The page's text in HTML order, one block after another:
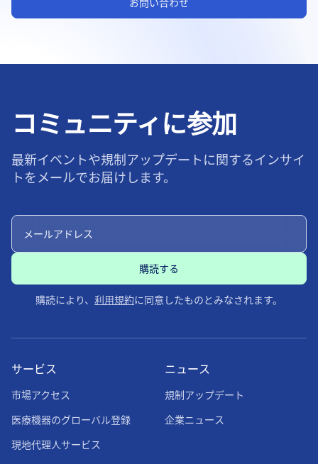
お問い合わせ
コミュニティに参加
最新イベントや規制アップデートに関するインサイ
トをメールでお届けします。
購読により、 利用規約に同意したものとみなされます。
ニュース
規制アップデート
企業ニュース
サービス
市場アクセス
医療機器のグローバル登録
現地代理人サービス